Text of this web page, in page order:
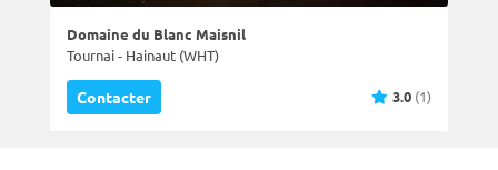
Domaine du Blanc Maisnil
Tournai - Hainaut (WHT)
Contacter 3.0 (1)